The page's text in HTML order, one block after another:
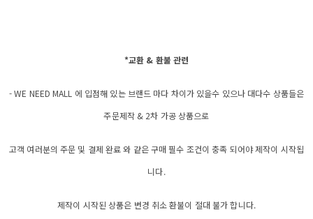
*교환 & 환불 관련
- WE NEED MALL 에 입점해 있는 브랜드 마다 차이가 있을수 있으나 대다수 상품들은
주문제작 & 2차 가공 상품으로
고객 여러분의 주문 및 결제 완료 와 같은 구매 필수 조건이 충족 되어야 제작이 시작됩
니다.
제작이 시작된 상품은 변경 취소 환불이 절대 불가 합니다.